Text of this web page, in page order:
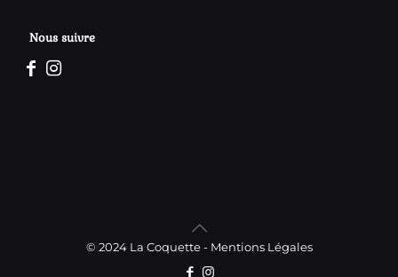
Nous suivre
© 2024 La Coquette - Mentions Légales